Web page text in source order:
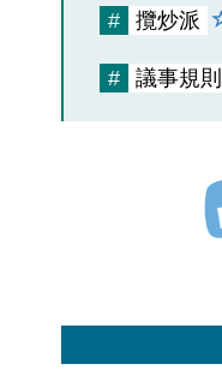
# 攬炒派
# 議事規則